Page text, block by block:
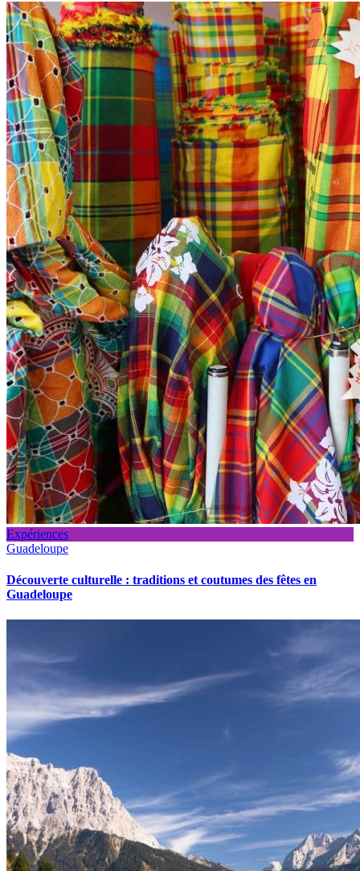
Expériences
Guadeloupe
Découverte culturelle : traditions et coutumes des fêtes en
Guadeloupe